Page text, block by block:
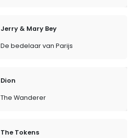
Jerry & Mary Bey
De bedelaar van Parijs
Dion
The Wanderer
The Tokens